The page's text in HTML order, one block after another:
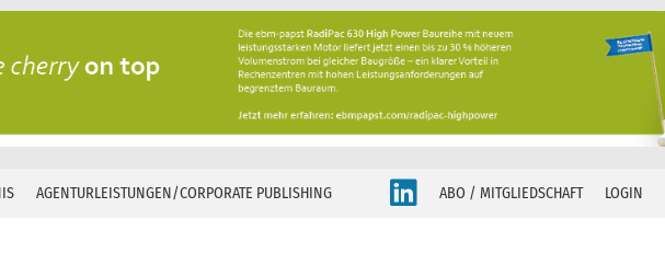
AGENTURLEISTUNGEN/CORPORATE PUBLISHING ABO / MITGLIEDSCHAFT LOGIN